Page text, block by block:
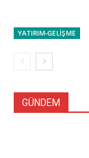
YATIRIM-GELİŞME
GÜNDEM